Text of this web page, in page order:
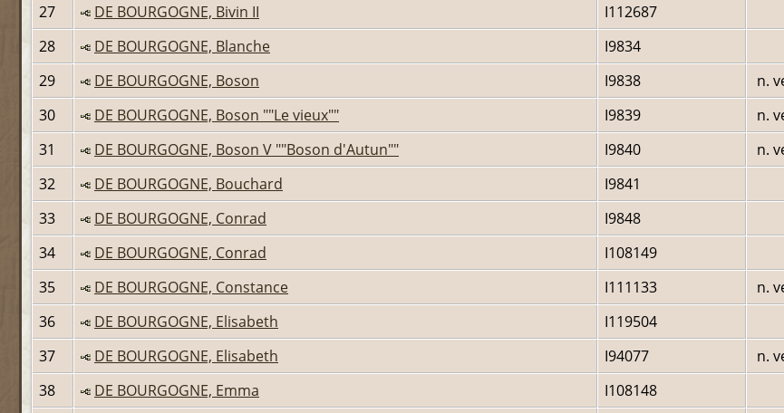
27
DE BOURGOGNE, Bivin II
I112687
28
DE BOURGOGNE, Blanche
I9834
29
DE BOURGOGNE, Boson I9838 n.
30
DE BOURGOGNE, Boson ""Le vieux"" I9839 n.
31
DE BOURGOGNE, Boson V ""Boson d'Autun"" I9840 n.
32
DE BOURGOGNE, Bouchard
I9841
33
DE BOURGOGNE, Conrad
I9848
34
DE BOURGOGNE, Conrad
I108149
35
DE BOURGOGNE, Constance I111133 n.
36
DE BOURGOGNE, Elisabeth
I119504
37
DE BOURGOGNE, Elisabeth I94077 n.
38
DE BOURGOGNE, Emma
I108148